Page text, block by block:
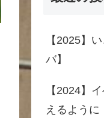
【2025】
バ】
【2024】
えるように